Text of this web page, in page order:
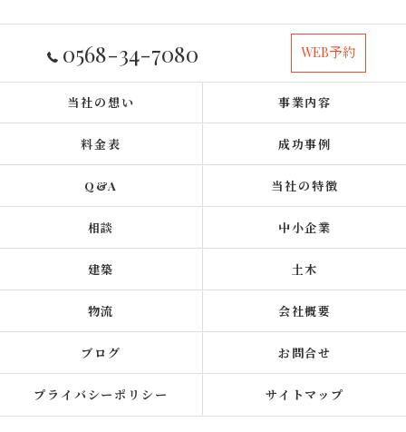
0568-34-7080 WEB予約
当社の想い 事業内容
料金表 成功事例
Q&A 当社の特徴
相談 中小企業
建築 土木
物流 会社概要
ブログ お問合せ
プライバシーポリシー サイトマップ